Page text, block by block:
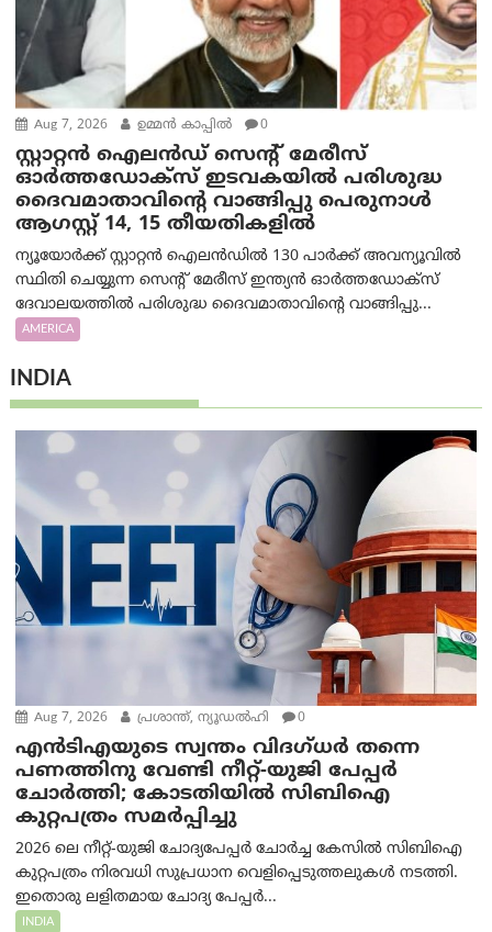
Aug 7, 2026 ഉമ്മന്‍ കാപ്പില്‍ 0
സ്റ്റാറ്റൻ ഐലൻഡ് സെന്റ് മേരീസ്
ഓർത്തഡോക്സ് ഇടവകയിൽ പരിശുദ്ധ
ദൈവമാതാവിന്റെ വാങ്ങിപ്പു പെരുനാൾ
ആഗസ്റ്റ് 14, 15 തീയതികളിൽ
ന്യൂയോർക്ക് സ്റ്റാറ്റൻ ഐലൻഡിൽ 130 പാർക്ക് അവന്യൂവിൽ
സ്ഥിതി ചെയ്യുന്ന സെന്റ് മേരീസ് ഇന്ത്യൻ ഓർത്തഡോക്സ്
ദേവാലയത്തിൽ പരിശുദ്ധ ദൈവമാതാവിന്റെ വാങ്ങിപ്പു...
AMERICA
INDIA
Aug 7, 2026 പ്രശാന്ത്, ന്യൂഡല്‍ഹി 0
എൻ‌ടി‌എയുടെ സ്വന്തം വിദഗ്ധർ തന്നെ
പണത്തിനു വേണ്ടി നീറ്റ്-യു‌ജി പേപ്പർ
ചോർത്തി; കോടതിയില്‍ സിബിഐ
കുറ്റപത്രം സമര്‍പ്പിച്ചു
2026 ലെ നീറ്റ്-യുജി ചോദ്യപേപ്പർ ചോർച്ച കേസിൽ സിബിഐ
കുറ്റപത്രം നിരവധി സുപ്രധാന വെളിപ്പെടുത്തലുകൾ നടത്തി.
ഇതൊരു ലളിതമായ ചോദ്യ പേപ്പർ...
INDIA